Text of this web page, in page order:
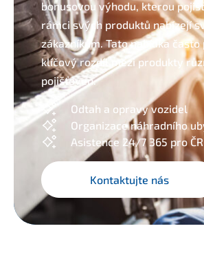
bonusovou výhodu, kterou
rámci svých produktů nabízejí
zákazníkům. Tato nabídka
klíčový rozdíl mezi produkty
pojišťoven.
Odtah a opravy vozidel
Organizace náhradního
Asistence 24/7 365 pro
Kontaktujte nás